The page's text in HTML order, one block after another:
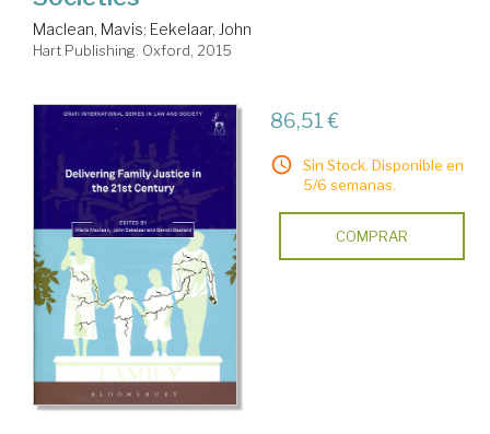
Maclean, Mavis; Eekelaar, John
Hart Publishing. Oxford, 2015
86,51 €
Sin Stock. Disponible en
5/6 semanas.
COMPRAR